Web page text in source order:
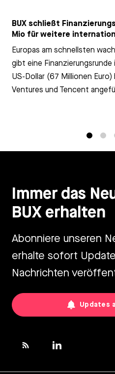
BUX schließt
Mio für weitere
Europas am schnellsten
gibt eine
US-Dollar (67 Millionen
Ventures und Tencent
Immer das
BUX erhalten
Abonniere unseren
erhalte sofort
Nachrichten
Updates